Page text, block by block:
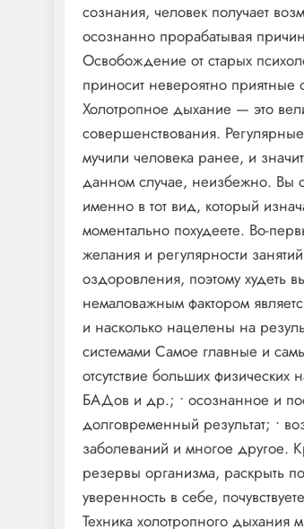
сознания, человек получает
осознанно прорабатывая
Освобождение от старых
приносит невероятно
Холотропное дыхание — это
совершенствования.
мучили человека ранее, и
данном случае, неизбежно. Вы
именно в тот вид, который
моментально похудеете. Во-
желания и регулярности
оздоровления, поэтому худеть
немаловажным фактором
и насколько нацелены на
системами Самое главные и
отсутствие больших физических
БАДов и др.; • осознанное и
долговременный результат; •
заболеваний и многое другое.
резервы организма, раскрыть
уверенность в себе,
Техника холотропного дыхания